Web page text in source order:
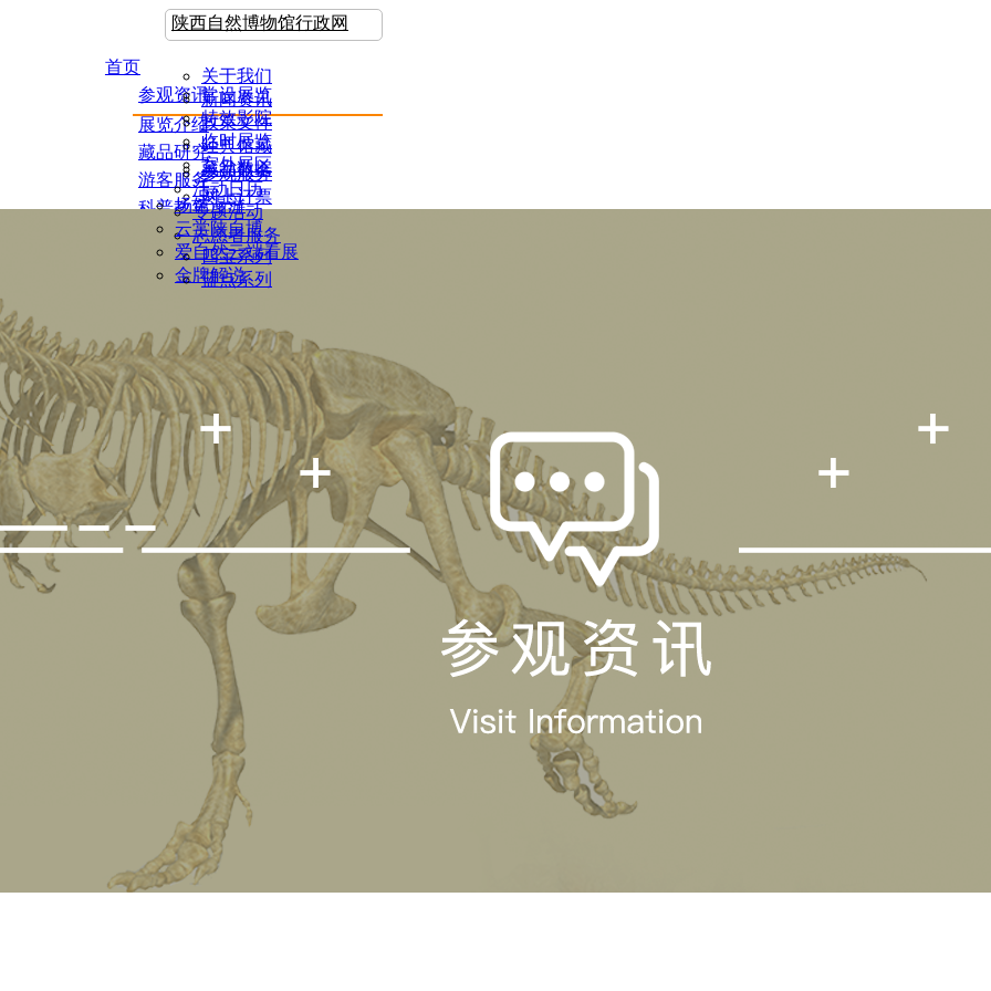
陕西自然博物馆行政网
首页
参观资讯
关于我们
新闻资讯
政策文件
展览介绍
常设展览
特效影院
临时展览
室外展区
藏品研究经典馆藏
藏品数据
游客服务参观服务
网上订票
科普教育
活动日历
专题活动
志愿者服务
数字展馆
场馆漫游
云赏陕自博
爱自然云端看展
金牌解说
文创集市四宝系列
蓝点系列
博物之友